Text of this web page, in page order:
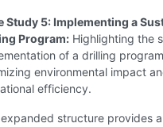
Study 5: Implementing a
Program: Highlighting the
of a drilling
environmental impact
efficiency.
structure provides